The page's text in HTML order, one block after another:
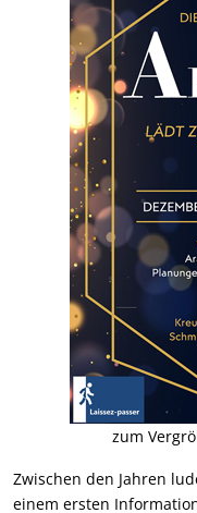
zum
Zwischen den Jahren
einem ersten